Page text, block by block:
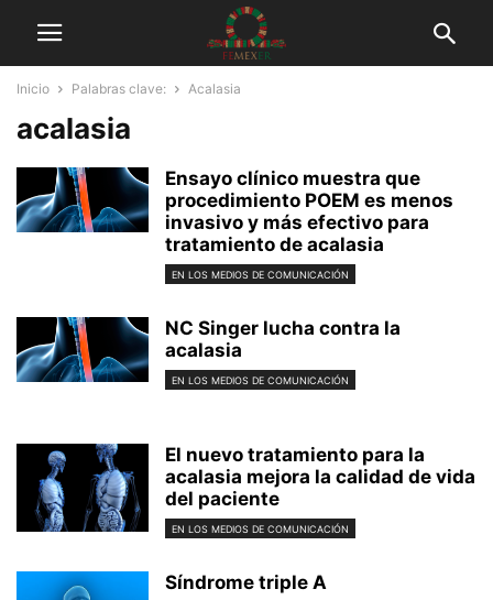
Inicio Palabras clave: Acalasia
acalasia
Ensayo clínico muestra que
procedimiento POEM es menos
invasivo y más efectivo para
tratamiento de acalasia
EN LOS MEDIOS DE COMUNICACIÓN
NC Singer lucha contra la
acalasia
EN LOS MEDIOS DE COMUNICACIÓN
El nuevo tratamiento para la
acalasia mejora la calidad de vida
del paciente
EN LOS MEDIOS DE COMUNICACIÓN
Síndrome triple A